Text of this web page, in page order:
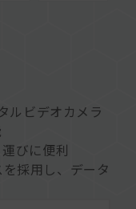
ルビデオカメラ
びに便利
採用し、データ